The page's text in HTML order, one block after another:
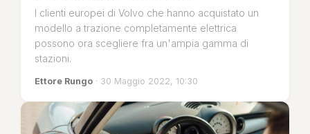
I clienti europei di Volvo che hanno acquistato un
modello a trazione completamente elettrica
possono ora scegliere fra un'ampia gamma di
stazioni.
Ettore Rungo · 30 Maggio 2022, 10:30